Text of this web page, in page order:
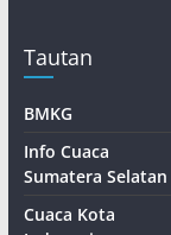
Tautan
BMKG
Info Cuaca
Sumatera Selatan
Cuaca Kota